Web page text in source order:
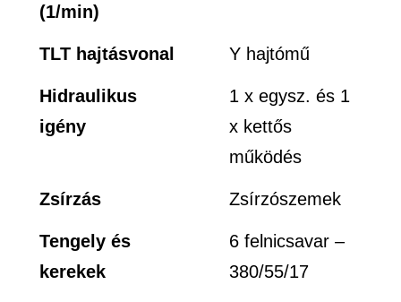
(1/min)
TLT hajtásvonal Y hajtómű
Hidraulikus
igény
1 x egysz. és 1
x kettős
működés
Zsírzás Zsírzószemek
Tengely és
kerekek
6 felnicsavar –
380/55/17